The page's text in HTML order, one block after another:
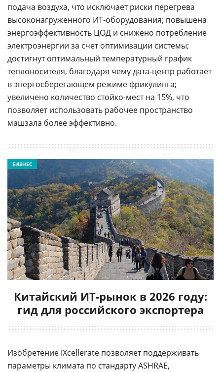
подача воздуха, что исключает риски перегрева
высоконагруженного ИТ-оборудования; повышена
энергоэффективность ЦОД и снижено потребление
электроэнергии за счет оптимизации системы;
достигнут оптимальный температурный график
теплоносителя, благодаря чему дата-центр работает
в энергосберегающем режиме фрикулинга;
увеличено количество стойко-мест на 15%, что
позволяет использовать рабочее пространство
машзала более эффективно.
Китайский ИТ-рынок в 2026 году:
гид для российского экспортера
БИЗНЕС
Изобретение IXcellerate позволяет поддерживать
параметры климата по стандарту ASHRAE,